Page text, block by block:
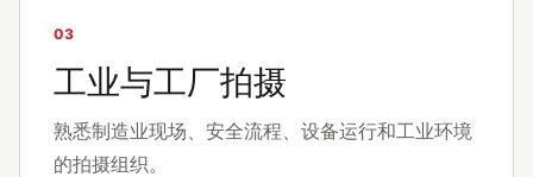
03
工业与工厂拍摄
熟悉制造业现场、安全流程、设备运行和工业环境
的拍摄组织。